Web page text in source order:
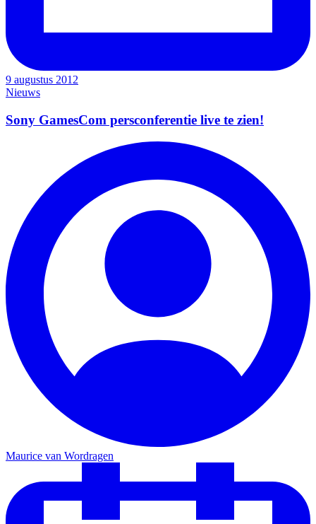
9 augustus 2012
Nieuws
Sony GamesCom persconferentie live te zien!
Maurice van Wordragen